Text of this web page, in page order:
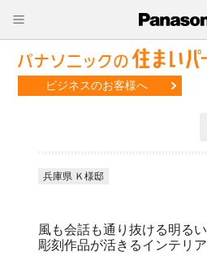
ビジネスのお客様へ
兵庫県 Ｋ様邸
風も会話も通り抜ける明る
彫刻作品が活きるインテリ